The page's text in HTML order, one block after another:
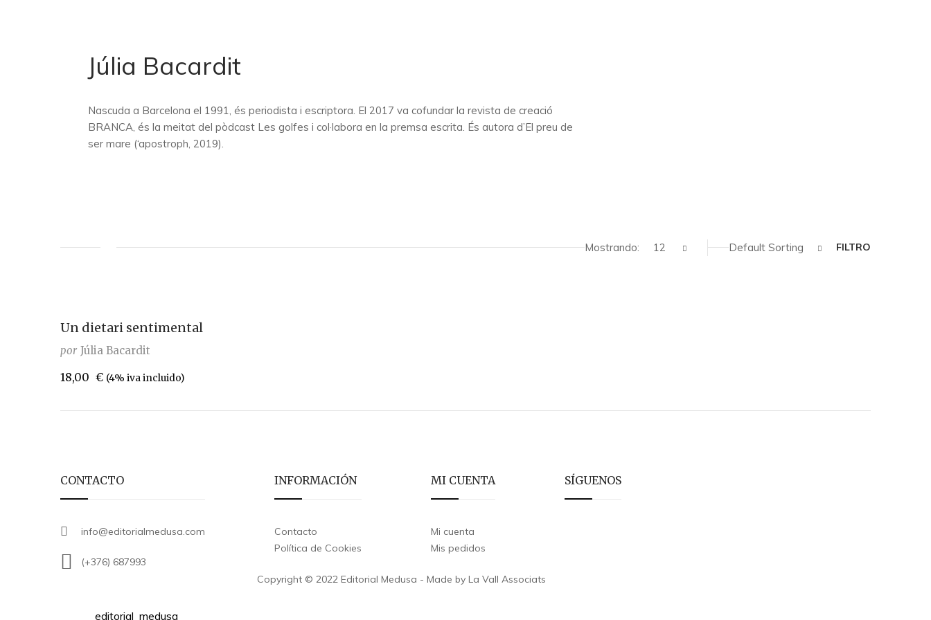
Júlia Bacardit
Nascuda a Barcelona el 1991, és periodista i escriptora. El 2017 va cofundar la revista de creació
BRANCA, és la meitat del pòdcast Les golfes i col·labora en la premsa escrita. És autora d’El preu de
ser mare (‘apostroph, 2019).
FILTRO
Default Sorting
Mostrando: 12
Un dietari sentimental
por Júlia Bacardit
18,00 € (4% iva incluido)
CONTACTO
info@editorialmedusa.com
(+376) 687993
INFORMACIÓN
Contacto
Política de Cookies
MI CUENTA
Mi cuenta
Mis pedidos
SÍGUENOS
Copyright © 2022 Editorial Medusa - Made by La Vall Associats
editorial_medusa